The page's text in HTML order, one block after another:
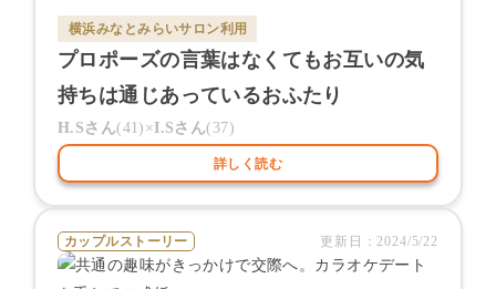
横浜みなとみらいサロン利用
プロポーズの言葉はなくてもお互いの気
持ちは通じあっているおふたり
H.S さん(41)×I.S さん( 37)
詳しく読む
カップルストーリー 更新日：2024/5/22